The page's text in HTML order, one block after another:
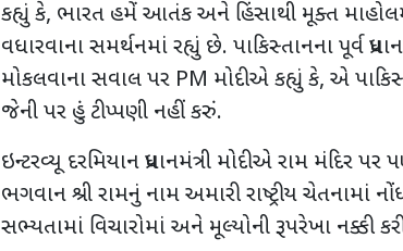
કહ્યું કે, ભારત હમેં આતંક અને હિંસાથી મૂક્ત
વધારવાના સમર્થનમાં રહ્યું છે. પાકિસ્તાનના પૂર્વ
મોકલવાના સવાલ પર PM મોદીએ કહ્યું કે, એ
જેની પર હું ટીપ્પણી નહીં કરું.
ઇન્ટરવ્યૂ દરમિયાન પ્રધાનમંત્રી મોદીએ રામ મંદિર
ભગવાન શ્રી રામનું નામ અમારી રાષ્ટ્રીય ચેતનામાં
સભ્યતામાં વિચારોમાં અને મૂલ્યોની રૂપરેખા નક્કી